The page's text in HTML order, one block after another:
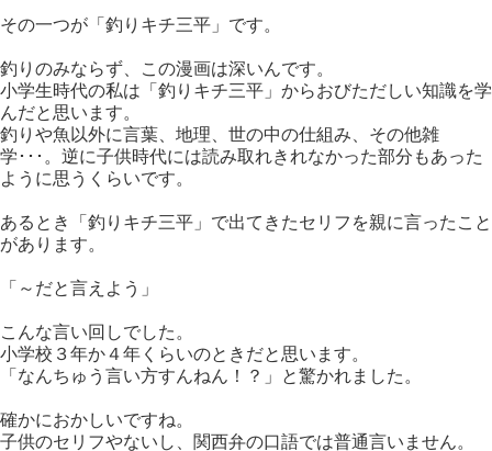
その一つが「釣りキチ三平」です。
釣りのみならず、この漫画は深いんです。
小学生時代の私は「釣りキチ三平」からおびただしい知識を学
んだと思います。
釣りや魚以外に言葉、地理、世の中の仕組み、その他雑
学･･･。逆に子供時代には読み取れきれなかった部分もあった
ように思うくらいです。
あるとき「釣りキチ三平」で出てきたセリフを親に言ったこと
があります。
「～だと言えよう」
こんな言い回しでした。
小学校３年か４年くらいのときだと思います。
「なんちゅう言い方すんねん！？」と驚かれました。
確かにおかしいですね。
子供のセリフやないし、関西弁の口語では普通言いません。